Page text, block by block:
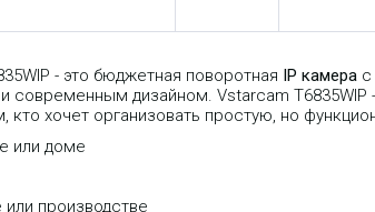
- это бюджетная поворотная IP камера
современным дизайном. Vstarcam
кто хочет организовать простую, но
или доме
или производстве